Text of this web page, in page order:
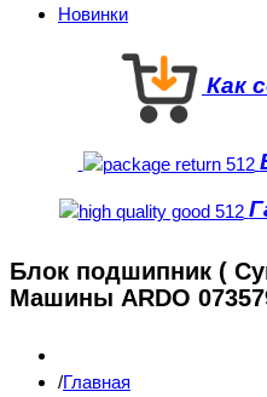
Новинки
Как
Блок подшипник (
Машины ARDO
Главная